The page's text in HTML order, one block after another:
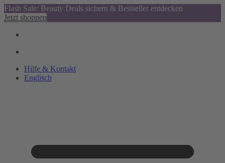
Flash Sale: Beauty Deals sichern & Bestseller entdecken
Jetzt shoppen
Hilfe & Kontakt
Englisch